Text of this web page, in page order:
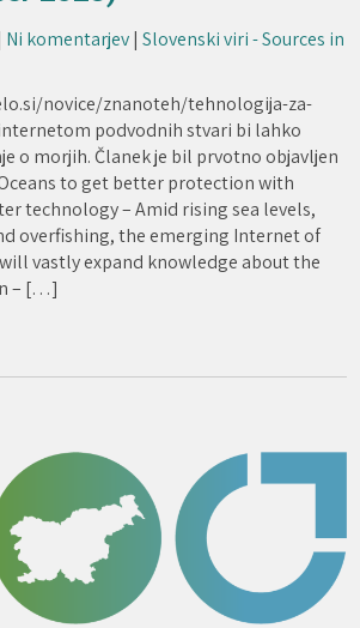
Ni komentarjev|Slovenski viri - Sources in
novice/znanoteh/tehnologija-za-
podvodnih stvari bi lahko
o morjih. Članek je bil prvotno objavljen
to get better protection with
technology – Amid rising sea levels,
overfishing, the emerging Internet of
vastly expand knowledge about the
– […]